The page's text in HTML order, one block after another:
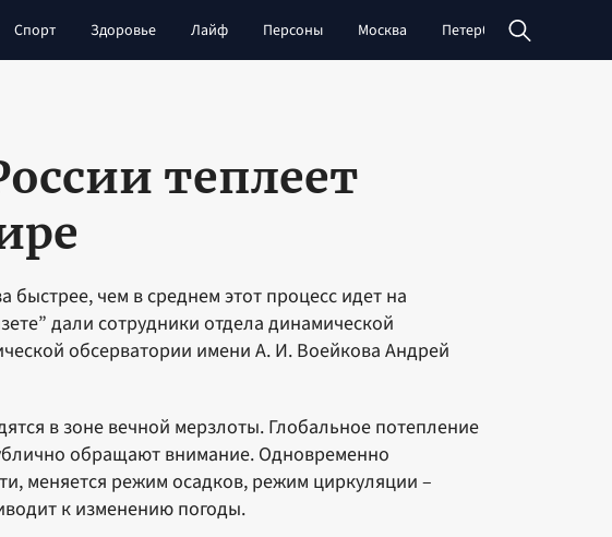
Спорт Здоровье Лайф Персоны Москва Петербург
теплеет
чем в среднем этот процесс идет на
дали сотрудники отдела динамической
обсерватории имени А. И. Воейкова Андрей
в зоне вечной мерзлоты. Глобальное потепление
обращают внимание. Одновременно
меняется режим осадков, режим циркуляции –
к изменению погоды.